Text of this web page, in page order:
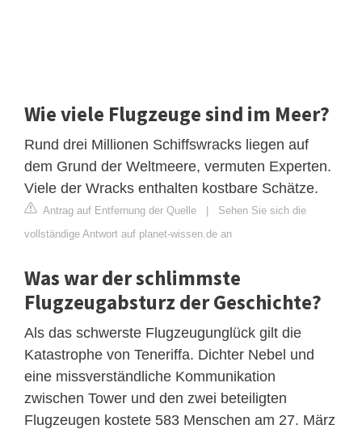
Wie viele Flugzeuge sind im Meer?
Rund drei Millionen Schiffswracks liegen auf
dem Grund der Weltmeere, vermuten Experten.
Viele der Wracks enthalten kostbare Schätze.
Antrag auf Entfernung der Quelle | Sehen Sie sich die
vollständige Antwort auf planet-wissen.de an
Was war der schlimmste
Flugzeugabsturz der Geschichte?
Als das schwerste Flugzeugunglück gilt die
Katastrophe von Teneriffa. Dichter Nebel und
eine missverständliche Kommunikation
zwischen Tower und den zwei beteiligten
Flugzeugen kostete 583 Menschen am 27. März